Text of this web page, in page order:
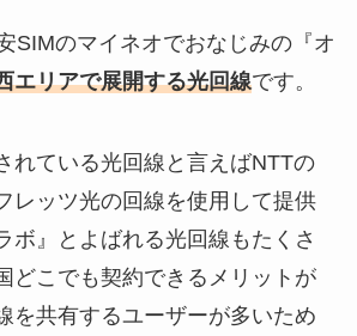
SIMのマイネオでおなじみの『オ
エリアで展開する光回線です。
れている光回線と言えばNTTの
レッツ光の回線を使用して提供
ボ』とよばれる光回線もたくさ
どこでも契約できるメリットが
を共有するユーザーが多いため